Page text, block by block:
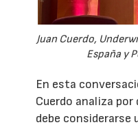
Juan Cuerdo,
España y
En esta
Cuerdo analiza
debe considerarse